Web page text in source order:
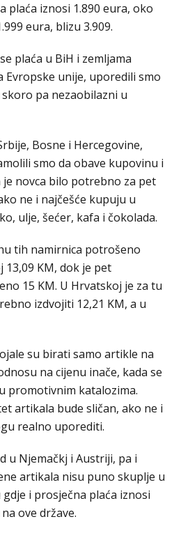
plaća iznosi 1.890 eura, oko
eura, blizu 3.909.
plaća u BiH i zemljama
Evropske unije, uporedili smo
pa nezaobilazni u
Bosne i Hercegovine,
smo da obave kupovinu i
novca bilo potrebno za pet
ne i najčešće kupuju u
ulje, šećer, kafa i čokolada.
tih namirnica potrošeno
13,09 KM, dok je pet
15 KM. U Hrvatskoj je za tu
izdvojiti 12,21 KM, a u
su birati samo artikle na
na cijenu inače, kada se
promotivnim katalozima.
artikala bude sličan, ako ne i
realno uporediti.
u Njemačkj i Austriji, pa i
artikala nisu puno skuplje u
i prosječna plaća iznosi
ove države.